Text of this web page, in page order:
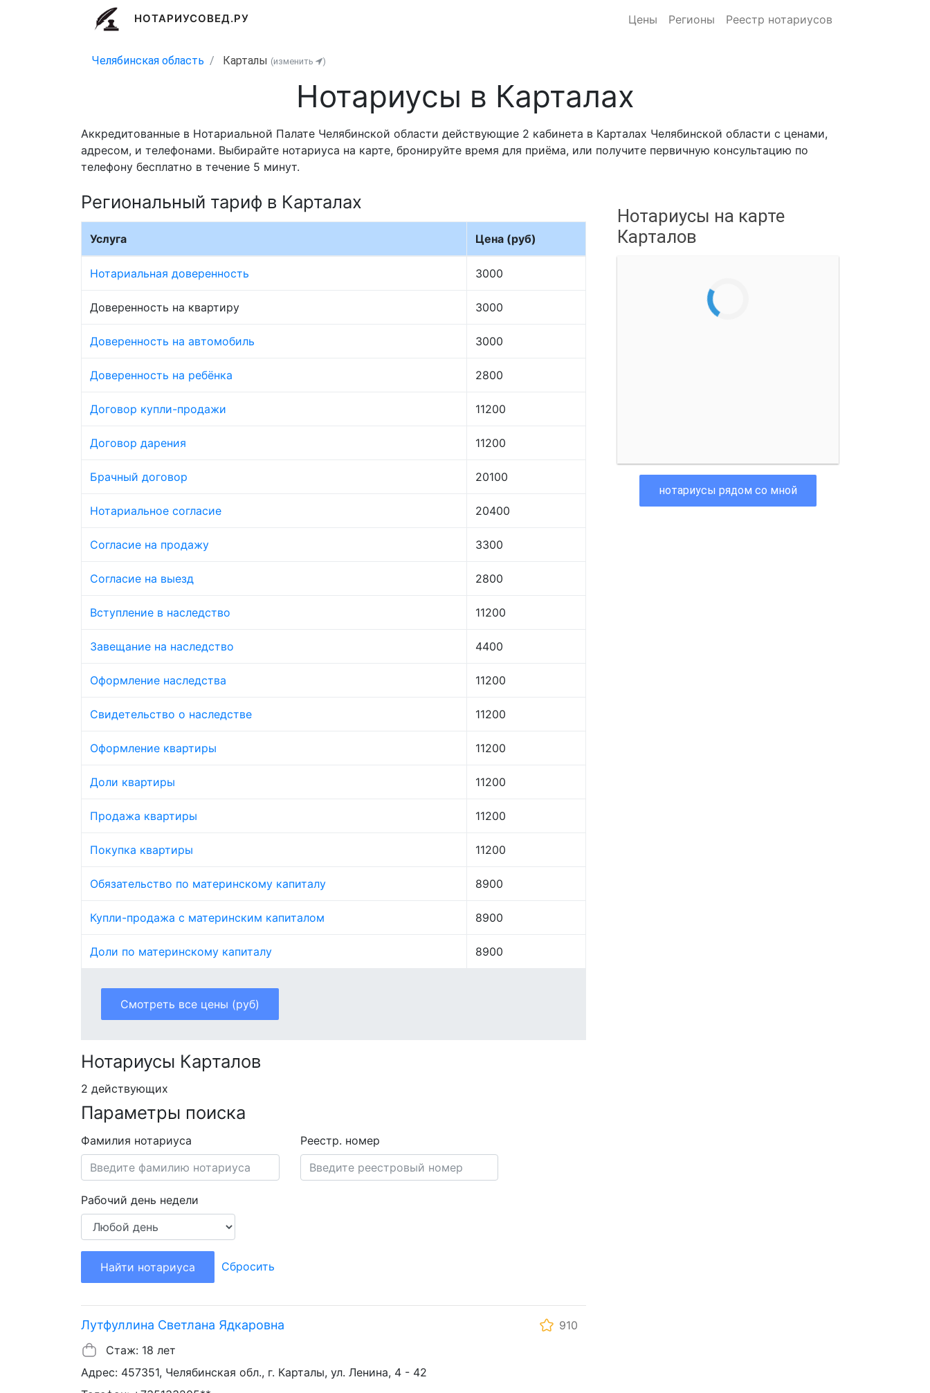
НОТАРИУСОВЕД.РУ Цены Регионы Реестр нотариусов
Челябинская область Карталы (изменить )
Нотариусы в Карталах
Аккредитованные в Нотариальной Палате Челябинской области действующие 2 кабинета в Карталах Челябинской области с ценами,
адресом, и телефонами. Выбирайте нотариуса на карте, бронируйте время для приёма, или получите первичную консультацию по
телефону бесплатно в течение 5 минут.
Региональный тариф в Карталах
Услуга Цена (руб)
Нотариальная доверенность 3000
Доверенность на квартиру 3000
Доверенность на автомобиль 3000
Доверенность на ребёнка 2800
Договор купли-продажи 11200
Договор дарения 11200
Брачный договор 20100
Нотариальное согласие 20400
Согласие на продажу 3300
Согласие на выезд 2800
Вступление в наследство 11200
Завещание на наследство 4400
Оформление наследства 11200
Свидетельство о наследстве 11200
Оформление квартиры 11200
Доли квартиры 11200
Продажа квартиры 11200
Покупка квартиры 11200
Обязательство по материнскому капиталу 8900
Купли-продажа с материнским капиталом 8900
Доли по материнскому капиталу 8900
Смотреть все цены (руб)
Нотариусы Карталов
2 действующих
Параметры поиска
Фамилия нотариуса Реестр. номер
Рабочий день недели
Найти нотариуса Сбросить
Лутфуллина Светлана Ядкаровна
910
Стаж: 18 лет
Адрес: 457351, Челябинская обл., г. Карталы, ул. Ленина, 4 - 42
Нотариусы на карте
Карталов
нотариусы рядом со мной